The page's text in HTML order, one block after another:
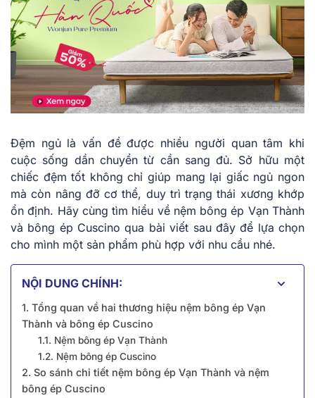
Đệm ngủ là vấn đề được nhiều người quan tâm khi
cuộc sống dần chuyển từ cần sang đủ. Sở hữu một
chiếc đệm tốt không chỉ giúp mang lại giấc ngủ ngon
mà còn nâng đỡ cơ thể, duy trì trạng thái xương khớp
ổn định. Hãy cùng tìm hiểu về nệm bông ép Vạn Thành
và bông ép Cuscino qua bài viết sau đây để lựa chọn
cho mình một sản phẩm phù hợp với nhu cầu nhé.
NỘI DUNG CHÍNH:
1. Tổng quan về hai thương hiệu nệm bông ép Vạn
Thành và bông ép Cuscino
1.1. Nệm bông ép Vạn Thành
1.2. Nệm bông ép Cuscino
2. So sánh chi tiết nệm bông ép Vạn Thành và nệm
bông ép Cuscino